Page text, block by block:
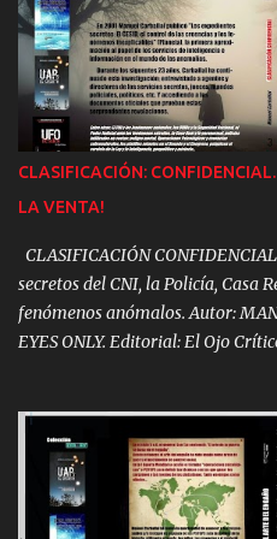
invitados de toda España y
fue una muestra de esa
paraguas de este fanzine que
unipersonal y que hoy cuenta
estables. En 1995 Carballal y el
intentaron sacar un número
estuvieron cerca: publicaron once
trabajo era demasiado y El Ojo
como para hacer viable una
rápidamen...
CLASIFICACIÓN:
LA VENTA!
CLASIFICACIÓN
secretos del CNI, la Policía, Casa
fenómenos anómalos. Autor:
EYES ONLY. Editorial: El Ojo
creencias y los fenómenos
aproximación al papel de los
información en el mundo de las
23 años,Carballal ha continuado